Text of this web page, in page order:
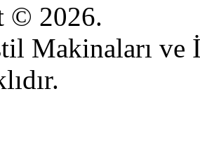
© 2026.
Makinaları ve